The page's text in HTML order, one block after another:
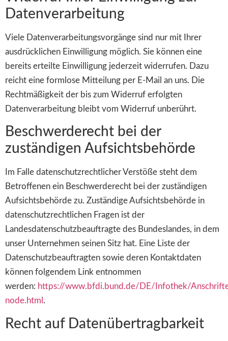
Datenverarbeitung
Viele Datenverarbeitungsvorgänge sind nur mit Ihrer
ausdrücklichen Einwilligung möglich. Sie können eine
bereits erteilte Einwilligung jederzeit widerrufen. Dazu
reicht eine formlose Mitteilung per E-Mail an uns. Die
Rechtmäßigkeit der bis zum Widerruf erfolgten
Datenverarbeitung bleibt vom Widerruf unberührt.
Beschwerderecht bei der
zuständigen Aufsichtsbehörde
Im Falle datenschutzrechtlicher Verstöße steht dem
Betroffenen ein Beschwerderecht bei der zuständigen
Aufsichtsbehörde zu. Zuständige Aufsichtsbehörde in
datenschutzrechtlichen Fragen ist der
Landesdatenschutzbeauftragte des Bundeslandes, in dem
unser Unternehmen seinen Sitz hat. Eine Liste der
Datenschutzbeauftragten sowie deren Kontaktdaten
können folgendem Link entnommen
werden: https://www.bfdi.bund.de/DE/Infothek/
node.html .
Recht auf Datenübertragbarkeit